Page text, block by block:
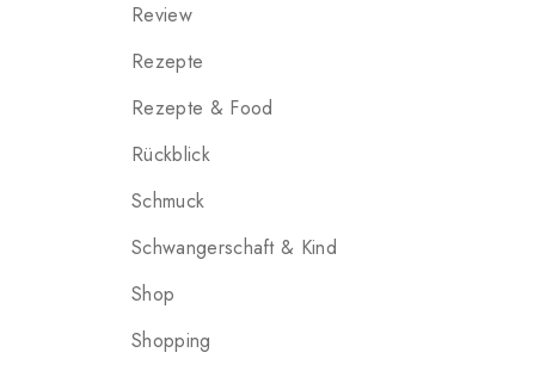
Review
Rezepte
Rezepte & Food
Rückblick
Schmuck
Schwangerschaft & Kind
Shop
Shopping